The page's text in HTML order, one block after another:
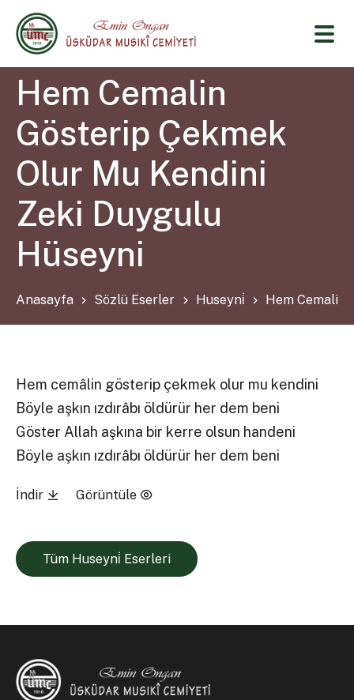
Hem Cemalin
Gösterip Çekmek
Olur Mu Kendini
Zeki Duygulu
Hüseyni
Anasayfa Sözlü Eserler Huseyni̇ Hem Cemalin
Hem cemâlin gösterip çekmek olur mu kendini
Böyle aşkın ızdırâbı öldürür her dem beni
Göster Allah aşkına bir kerre olsun handeni
Böyle aşkın ızdırâbı öldürür her dem beni
İndir Görüntüle
Tüm Huseyni̇ Eserleri